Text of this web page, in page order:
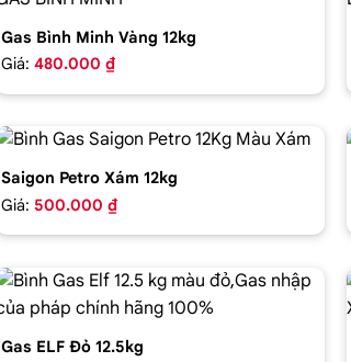
Gas Bình Minh Vàng 12kg
Giá: 480.000 ₫
Saigon Petro Xám 12kg
Giá: 500.000 ₫
Gas ELF Đỏ 12.5kg